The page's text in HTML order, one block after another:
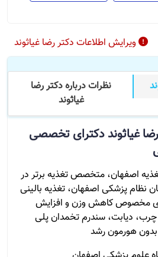
ویرایش اطلاعات دکتر رضا غیاثوند
نظرات درباره دکتر رضا
غیاثوند
غیاثوند دکترای تخصصی
اصفهان، متخصص تغذیه برتر در
نظام پزشکی اصفهان، تغذیه بالینی
مخصوص کاهش وزن و افزایش
دیابت، سندرم تخمدان پلی
هورمون رشد